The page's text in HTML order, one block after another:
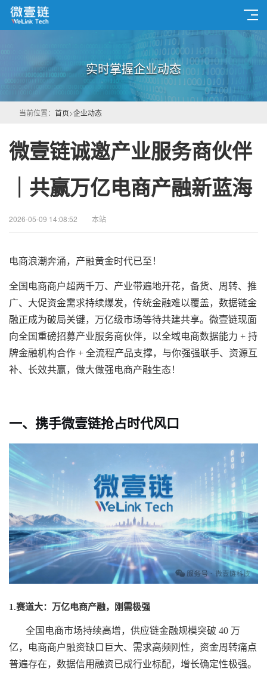
实时掌握企业动态
当前位置： 首页>企业动态
微壹链诚邀产业服务商伙伴
｜共赢万亿电商产融新蓝海
2026-05-09 14:08:52 本站
电商浪潮奔涌，产融黄金时代已至！
全国电商商户超两千万、产业带遍地开花，备货、周转、推
广、大促资金需求持续爆发，传统金融难以覆盖，数据链金
融正成为破局关键，万亿级市场等待共建共享。微壹链现面
向全国重磅招募产业服务商伙伴，以全域电商数据能力 + 持
牌金融机构合作 + 全流程产品支撑，与你强强联手、资源互
补、长效共赢，做大做强电商产融生态！
一、携手微壹链抢占时代风口
1.赛道大：万亿电商产融，刚需极强
全国电商市场持续高增，供应链金融规模突破 40 万
亿，电商商户融资缺口巨大、需求高频刚性，资金周转痛点
普遍存在，数据信用融资已成行业标配，增长确定性极强。